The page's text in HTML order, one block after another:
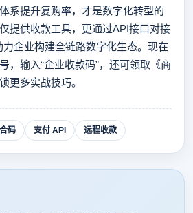
系提升复购率，才是数字化转型的
提供收款工具，更通过API接口对接
企业构建全链路数字化生态。现在
，输入“企业收款码”，还可领取《商
更多实战技巧。
码 支付 API 远程收款